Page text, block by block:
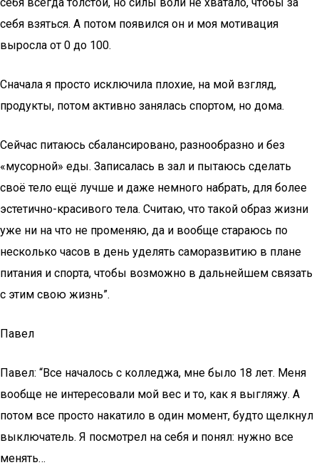
себя взяться. А потом появился он и моя мотивация
выросла от 0 до 100.
Сначала я просто исключила плохие, на мой взгляд,
продукты, потом активно занялась спортом, но дома.
Сейчас питаюсь сбалансировано, разнообразно и без
«мусорной» еды. Записалась в зал и пытаюсь сделать
своё тело ещё лучше и даже немного набрать, для более
эстетично-красивого тела. Считаю, что такой образ жизни
уже ни на что не променяю, да и вообще стараюсь по
несколько часов в день уделять саморазвитию в плане
питания и спорта, чтобы возможно в дальнейшем связать
с этим свою жизнь”.
Павел
Павел: “Все началось с колледжа, мне было 18 лет. Меня
вообще не интересовали мой вес и то, как я выгляжу. А
потом все просто накатило в один момент, будто щелкнул
выключатель. Я посмотрел на себя и понял: нужно все
менять…